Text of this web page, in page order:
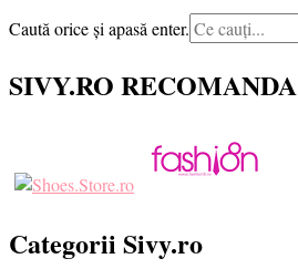
Cauți
Caută orice și apasă enter.
SIVY.RO RECOMANDA
Categorii Sivy.ro